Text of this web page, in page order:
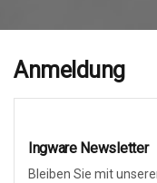
Anmeldung
Ingware Newsletter
Bleiben Sie mit